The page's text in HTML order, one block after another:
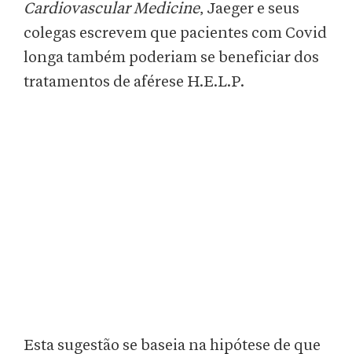
Cardiovascular Medicine, Jaeger e seus
colegas escrevem que pacientes com Covid
longa também poderiam se beneficiar dos
tratamentos de aférese H.E.L.P.
Esta sugestão se baseia na hipótese de que